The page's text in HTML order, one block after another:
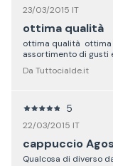
23/03/2015 IT
ottima qualità
ottima qualità ottima
assortimento di gusti
Da Tuttocialde.it
5
22/03/2015 IT
cappuccio
Qualcosa di diverso